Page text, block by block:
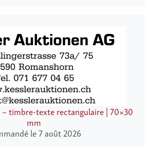
timbre-texte rectangulaire | 70×30
mm
le 7 août 2026